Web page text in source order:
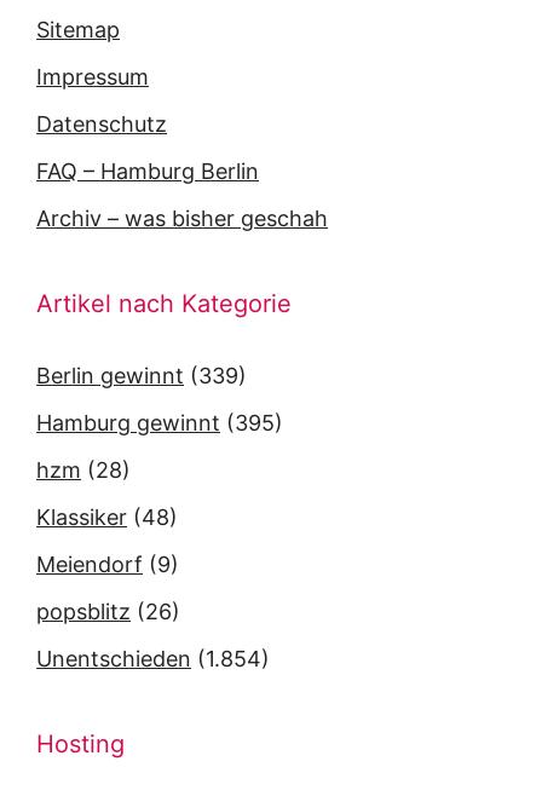
Sitemap
Impressum
Datenschutz
FAQ – Hamburg Berlin
Archiv – was bisher geschah
Artikel nach Kategorie
Berlin gewinnt (339)
Hamburg gewinnt (395)
hzm (28)
Klassiker (48)
Meiendorf (9)
popsblitz (26)
Unentschieden (1.854)
Hosting